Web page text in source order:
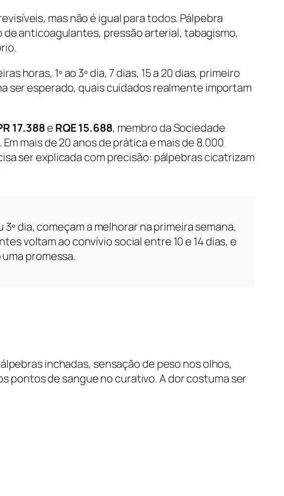
mas não é igual para todos. Pálpebra
anticoagulantes, pressão arterial, tabagismo,
horas, 1º ao 3º dia, 7 dias, 15 a 20 dias, primeiro
ser esperado, quais cuidados realmente importam
17.388e RQE 15.688, membro da Sociedade
mais de 20 anos de prática e mais de 8.000
ser explicada com precisão: pálpebras cicatrizam
dia, começam a melhorar na primeira semana,
voltam ao convívio social entre 10 e 14 dias, e
promessa.
inchadas, sensação de peso nos olhos,
pontos de sangue no curativo. A dor costuma ser